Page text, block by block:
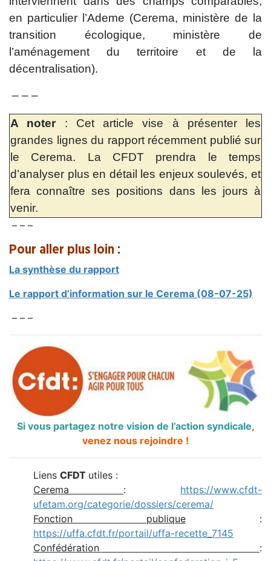
en particulier l’Ademe (Cerema, ministère de la
transition écologique, ministère de
l’aménagement du territoire et de la
décentralisation).
– – –
A noter: Cet article vise à présenter les
grandes lignes du rapport récemment publié sur
le Cerema. La CFDT prendra le temps
d’analyser plus en détail les enjeux soulevés, et
fera connaître ses positions dans les jours à
venir.
– – –
Pour aller plus loin :
La synthèse du rapport
Le rapport d’information sur le Cerema (08-07-25)
– – –
Si vous partagez notre vision de l’action syndicale,
venez nous rejoindre !
Liens CFDT utiles :
Cerema : https://www.cfdt-
ufetam.org/categorie/dossiers/cerema/
Fonction publique :
https://uffa.cfdt.fr/portail/uffa-recette_7145
Confédération :